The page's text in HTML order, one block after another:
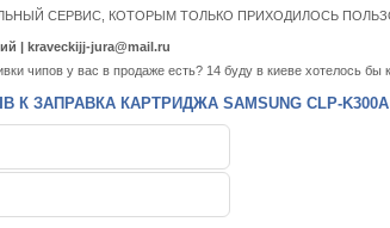
СЕРВИС, КОТОРЫМ ТОЛЬКО ПРИХОДИЛОСЬ
| kraveckijj-jura@mail.ru
чипов у вас в продаже есть? 14 буду в киеве хотелось бы
ЗАПРАВКА КАРТРИДЖА SAMSUNG CLP-K300A